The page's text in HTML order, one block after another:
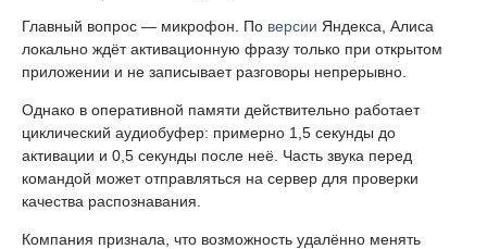
Главный вопрос — микрофон. По версии Яндекса, Алиса
локально ждёт активационную фразу только при открытом
приложении и не записывает разговоры непрерывно.
Однако в оперативной памяти действительно работает
циклический аудиобуфер: примерно 1,5 секунды до
активации и 0,5 секунды после неё. Часть звука перед
командой может отправляться на сервер для проверки
качества распознавания.
Компания признала, что возможность удалённо менять